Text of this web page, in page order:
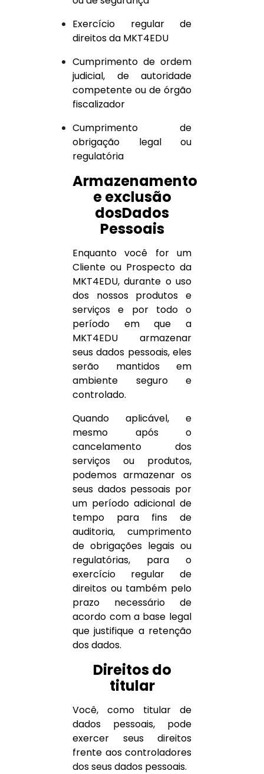
Exercício regular de
direitos da MKT4EDU
Cumprimento de ordem
judicial, de autoridade
competente ou de órgão
fiscalizador
Cumprimento de
obrigação legal ou
regulatória
Armazenamento
e exclusão
dosDados
Pessoais
Enquanto você for um
Cliente ou Prospecto da
MKT4EDU, durante o uso
dos nossos produtos e
serviços e por todo o
período em que a
MKT4EDU armazenar
seus dados pessoais, eles
serão mantidos em
ambiente seguro e
controlado.
Quando aplicável, e
mesmo após o
cancelamento dos
serviços ou produtos,
podemos armazenar os
seus dados pessoais por
um período adicional de
tempo para fins de
auditoria, cumprimento
de obrigações legais ou
regulatórias, para o
exercício regular de
direitos ou também pelo
prazo necessário de
acordo com a base legal
que justifique a retenção
dos dados.
Direitos do
titular
Você, como titular de
dados pessoais, pode
exercer seus direitos
frente aos controladores
dos seus dados pessoais.